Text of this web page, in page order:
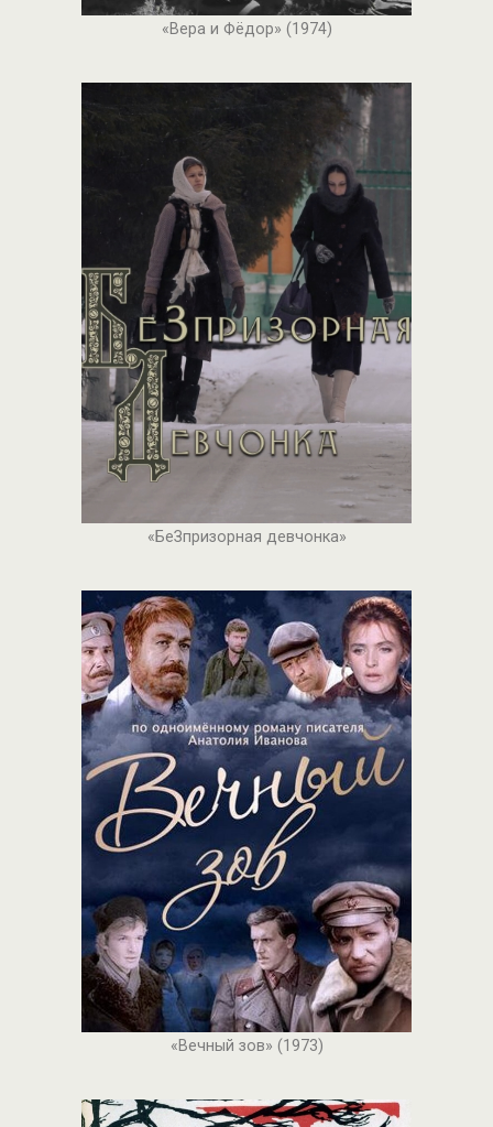
«Вера и Фёдор» (1974)
«БеЗпризорная девчонка»
«Вечный зов» (1973)